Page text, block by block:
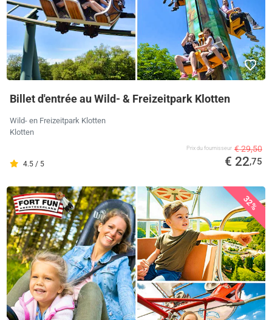
Billet d'entrée au Wild- & Freizeitpark Klotten
Wild- en Freizeitpark Klotten
Klotten
4.5 / 5
Prix ​​du fournisseur € 29,50
€ 22,75
32%